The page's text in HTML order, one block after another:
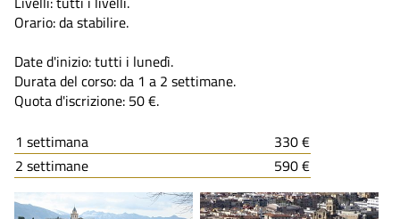
Orario: da stabilire.
Date d'inizio: tutti i lunedì.
Durata del corso: da 1 a 2 settimane.
Quota d'iscrizione: 50 €.
1 settimana
330 €
2 settimane
590 €